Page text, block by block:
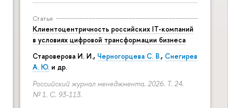
Статья
Клиентоцентричность российских IT-компаний
в условиях цифровой трансформации бизнеса
Староверова И. И., Черногорцева С. В., Снегирев
А. Ю. и др.
Российский журнал менеджмента. 2026. Т. 24.
№ 1. С. 93-113.